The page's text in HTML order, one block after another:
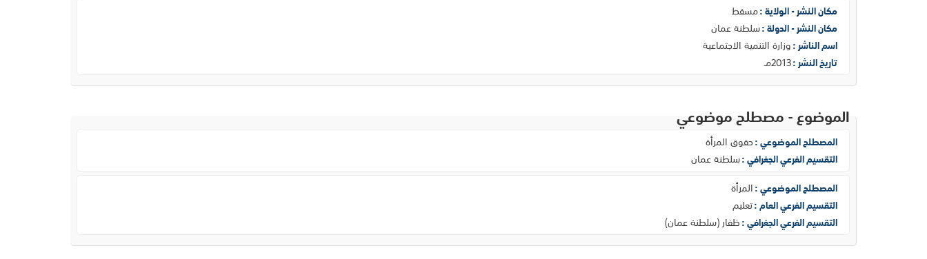
مكان النشر - الولاية :مسقط
مكان النشر - الدولة :سلطنة عمان
اسم الناشر :وزارة التنمية الاجتماعية
تاريخ النشر :2013مـ
الموضوع - مصطلح موضوعي
المصطلح الموضوعي :حقوق المرأة
التقسيم الفرعي الجغرافي :سلطنة عمان
المصطلح الموضوعي :المرأة
التقسيم الفرعي العام :تعليم
التقسيم الفرعي الجغرافي :ظفار (سلطنة عمان)